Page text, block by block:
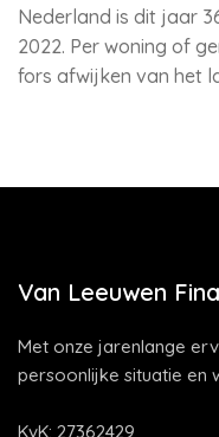
Nederland is dit jaar
2022. Per woning of
fors afwijken van het
Van Leeuwen
Met onze jarenlange
persoonlijke situatie en
KvK: 27362429